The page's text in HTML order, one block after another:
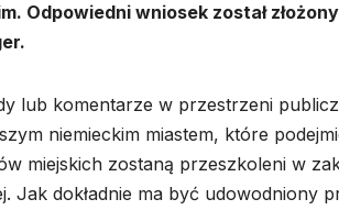
Odpowiedni wniosek został
lub komentarze w przestrzeni
niemieckim miastem, które
miejskich zostaną przeszkoleni w
dokładnie ma być udowodniony